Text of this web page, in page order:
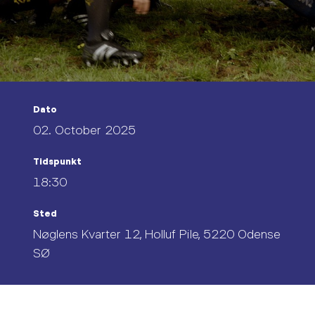
Dato
02. October 2025
Tidspunkt
18:30
Sted
Nøglens Kvarter 12, Holluf Pile, 5220 Odense
SØ